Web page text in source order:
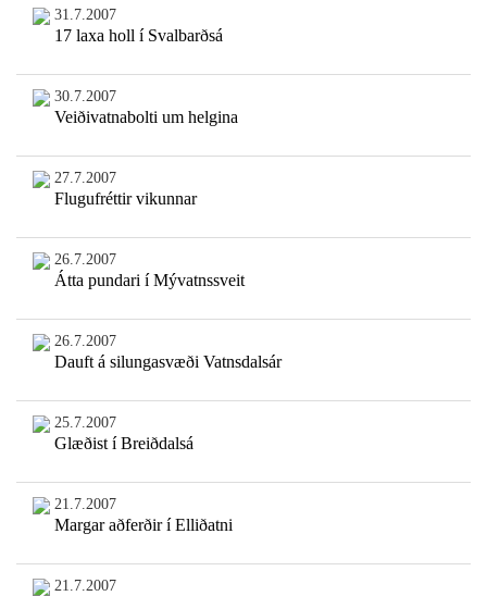
31.7.2007
17 laxa holl í Svalbarðsá
30.7.2007
Veiðivatnabolti um helgina
27.7.2007
Flugufréttir vikunnar
26.7.2007
Átta pundari í Mývatnssveit
26.7.2007
Dauft á silungasvæði Vatnsdalsár
25.7.2007
Glæðist í Breiðdalsá
21.7.2007
Margar aðferðir í Elliðatni
21.7.2007